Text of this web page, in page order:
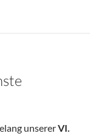
unsererVI.